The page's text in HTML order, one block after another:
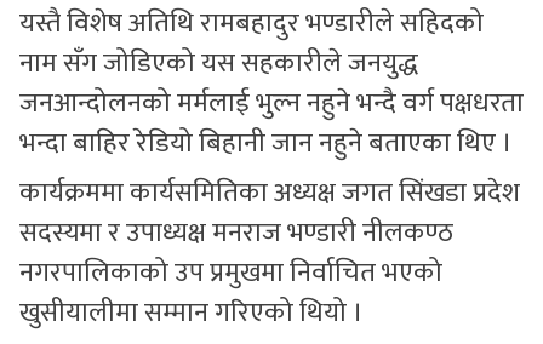
यस्तै विशेष अतिथि रामबहादुर भण्डारीले सहिदको
नाम सँग जोडिएको यस सहकारीले जनयुद्ध
जनआन्दोलनको मर्मलाई भुल्न नहुने भन्दै वर्ग पक्षधरता
भन्दा बाहिर रेडियो बिहानी जान नहुने बताएका थिए ।
कार्यक्रममा कार्यसमितिका अध्यक्ष जगत सिंखडा प्रदेश
सदस्यमा र उपाध्यक्ष मनराज भण्डारी नीलकण्ठ
नगरपालिकाको उप प्रमुखमा निर्वाचित भएको
खुसीयालीमा सम्मान गरिएको थियो ।